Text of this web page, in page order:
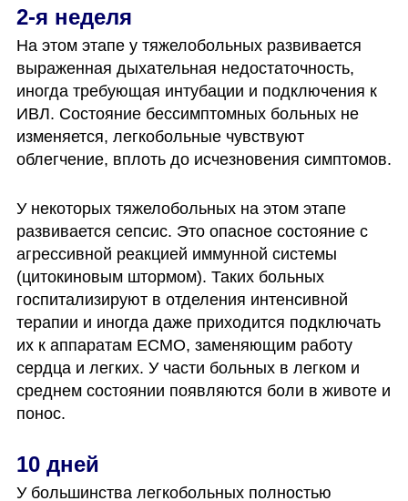
2-я неделя
На этом этапе у тяжелобольных развивается
выраженная дыхательная недостаточность,
иногда требующая интубации и подключения к
ИВЛ. Состояние бессимптомных больных не
изменяется, легкобольные чувствуют
У некоторых тяжелобольных на этом этапе
развивается сепсис. Это опасное состояние с
агрессивной реакцией иммунной системы
(цитокиновым штормом). Таких больных
госпитализируют в отделения интенсивной
терапии и иногда даже приходится подключать
их к аппаратам ЕСМО, заменяющим работу
сердца и легких. У части больных в легком и
среднем состоянии появляются боли в животе и
понос.
10 дней
У большинства легкобольных полностью